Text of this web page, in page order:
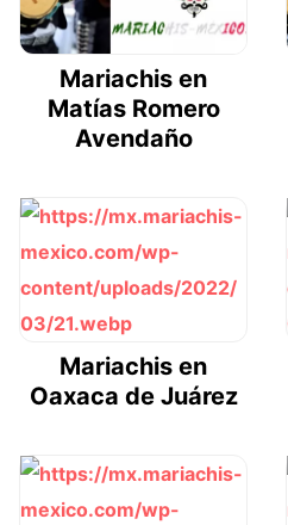
Mariachis en
Matías Romero
Avendaño
Mariachis en
Oaxaca de Juárez